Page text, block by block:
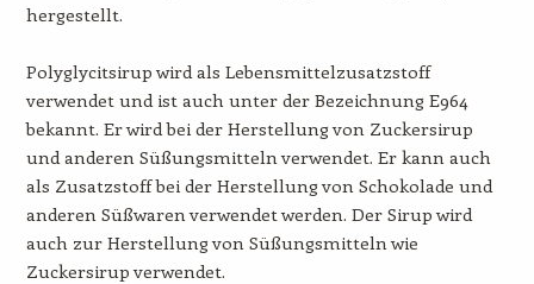
hergestellt.
Polyglycitsirup wird als Lebensmittelzusatzstoff
verwendet und ist auch unter der Bezeichnung E964
bekannt. Er wird bei der Herstellung von Zuckersirup
und anderen Süßungsmitteln verwendet. Er kann auch
als Zusatzstoff bei der Herstellung von Schokolade und
anderen Süßwaren verwendet werden. Der Sirup wird
auch zur Herstellung von Süßungsmitteln wie
Zuckersirup verwendet.